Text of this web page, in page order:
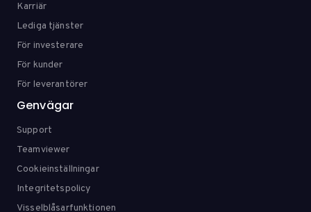
Karriär
Lediga tjänster
För investerare
För kunder
För leverantörer
Genvägar
Support
Teamviewer
Cookieinställningar
Integritetspolicy
Visselblåsarfunktionen